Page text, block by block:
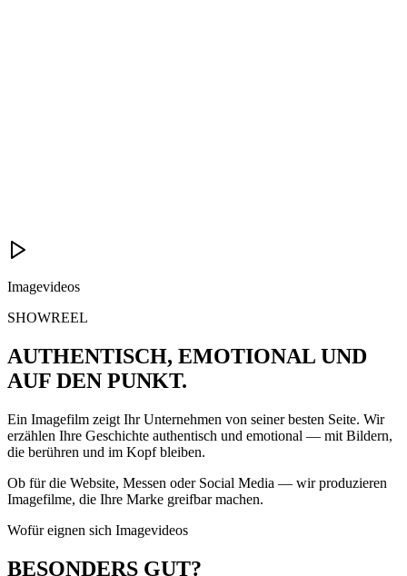
Imagevideos
SHOWREEL
AUTHENTISCH, EMOTIONAL UND
AUF DEN PUNKT.
Ein Imagefilm zeigt Ihr Unternehmen von seiner besten Seite. Wir
erzählen Ihre Geschichte authentisch und emotional — mit Bildern,
die berühren und im Kopf bleiben.
Ob für die Website, Messen oder Social Media — wir produzieren
Imagefilme, die Ihre Marke greifbar machen.
Wofür eignen sich Imagevideos
BESONDERS GUT?